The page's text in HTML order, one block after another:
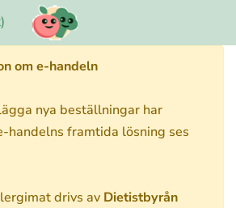
om e-handeln
nya beställningar har
handelns framtida lösning ses
drivs av Dietistbyrån